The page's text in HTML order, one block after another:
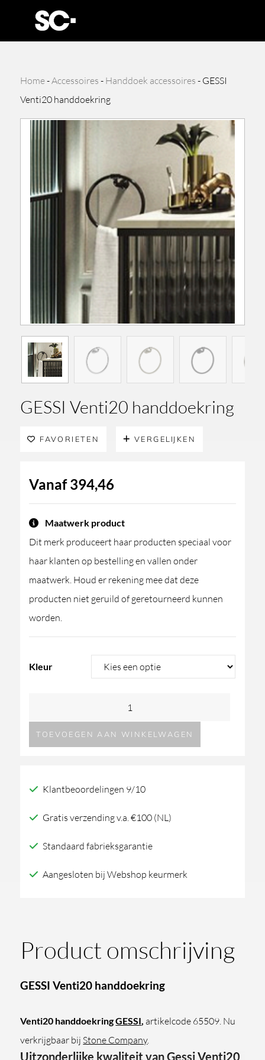
Home-Accessoires - Handdoek accessoires - GESSI
Venti20 handdoekring
GESSI Venti20 handdoekring
FAVORIETEN VERGELIJKEN
Vanaf394,46
Maatwerk product
Dit merk produceert haar producten speciaal voor
haar klanten op bestelling en vallen onder
maatwerk. Houd er rekening mee dat deze
producten niet geruild of geretourneerd kunnen
worden.
Kleur
Venti20
handdoekring
TOEVOEGEN AAN WINKELWAGEN
Klantbeoordelingen 9/10
Gratis verzending v.a. €100 (NL)
Standaard fabrieksgarantie
Aangesloten bij Webshop keurmerk
Product omschrijving
GESSI Venti20 handdoekring
Venti20 handdoekringGESSI,artikelcode 65509. Nu
verkrijgbaar bijStone Company.
Uitzonderlijke kwaliteit van Gessi Venti20